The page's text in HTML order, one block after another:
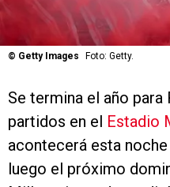
© Getty Images Foto: Getty.
Se termina el año para
partidos en el Estadio
acontecerá esta
luego el próximo